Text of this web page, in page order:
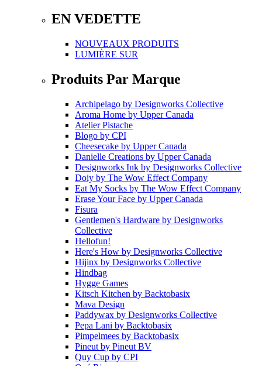
EN VEDETTE
NOUVEAUX PRODUITS
LUMIÈRE SUR
Produits Par Marque
Archipelago by Designworks Collective
Aroma Home by Upper Canada
Atelier Pistache
Blogo by CPI
Cheesecake by Upper Canada
Danielle Creations by Upper Canada
Designworks Ink by Designworks Collective
Doiy by The Wow Effect Company
Eat My Socks by The Wow Effect Company
Erase Your Face by Upper Canada
Fisura
Gentlemen's Hardware by Designworks
Collective
Hellofun!
Here's How by Designworks Collective
Hijinx by Designworks Collective
Hindbag
Hygge Games
Kitsch Kitchen by Backtobasix
Mava Design
Paddywax by Designworks Collective
Pepa Lani by Backtobasix
Pimpelmees by Backtobasix
Pineut by Pineut BV
Quy Cup by CPI